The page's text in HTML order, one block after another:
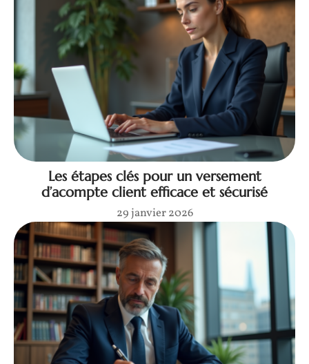
Les étapes clés pour un versement
d’acompte client efficace et sécurisé
29 janvier 2026